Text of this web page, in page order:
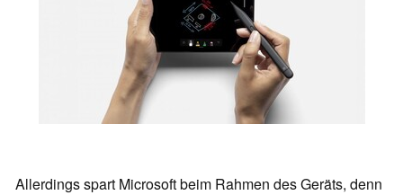
Allerdings spart Microsoft beim Rahmen des Geräts, denn